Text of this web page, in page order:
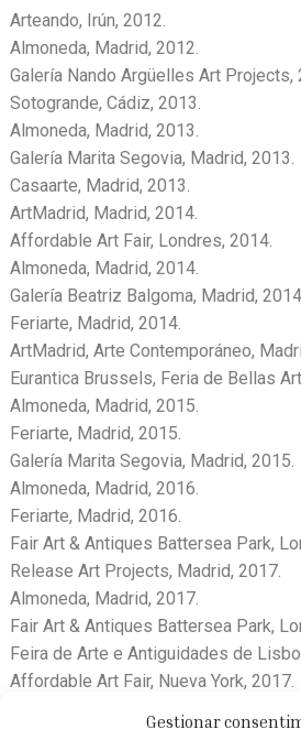
Gestionar
Arteando, Irún, 2012.
Almoneda, Madrid, 2012.
Galería Nando Argüelles Art Projects,
Sotogrande, Cádiz, 2013.
Almoneda, Madrid, 2013.
Galería Marita Segovia, Madrid, 2013.
Casaarte, Madrid, 2013.
ArtMadrid, Madrid, 2014.
Affordable Art Fair, Londres, 2014.
Almoneda, Madrid, 2014.
Galería Beatriz Balgoma, Madrid, 2014.
Feriarte, Madrid, 2014.
ArtMadrid, Arte Contemporáneo,
Eurantica Brussels, Feria de Bellas
Almoneda, Madrid, 2015.
Feriarte, Madrid, 2015.
Galería Marita Segovia, Madrid, 2015.
Almoneda, Madrid, 2016.
Feriarte, Madrid, 2016.
Fair Art & Antiques Battersea Park,
Release Art Projects, Madrid, 2017.
Almoneda, Madrid, 2017.
Fair Art & Antiques Battersea Park,
Feira de Arte e Antiguidades de
Affordable Art Fair, Nueva York, 2017.